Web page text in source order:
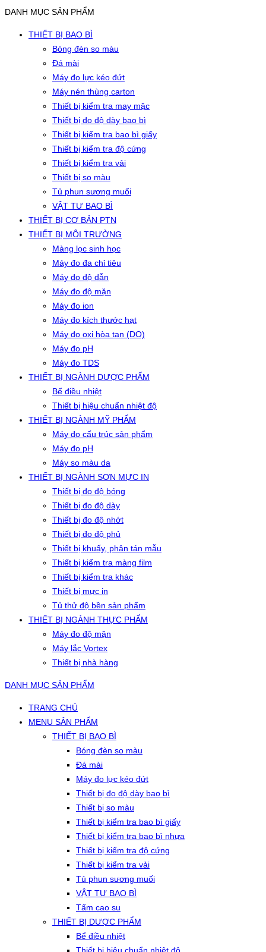
DANH MỤC SẢN PHẨM
THIẾT BỊ BAO BÌ
Bóng đèn so màu
Đá mài
Máy đo lực kéo đứt
Máy nén thùng carton
Thiết bị kiểm tra may mặc
Thiết bị đo độ dày bao bì
Thiết bị kiểm tra bao bì giấy
Thiết bị kiểm tra độ cứng
Thiết bị kiểm tra vải
Thiết bị so màu
Tủ phun sương muối
VẬT TƯ BAO BÌ
THIẾT BỊ CƠ BẢN PTN
THIẾT BỊ MÔI TRƯỜNG
Màng lọc sinh học
Máy đo đa chỉ tiêu
Máy đo độ dẫn
Máy đo độ mặn
Máy đo ion
Máy đo kích thước hạt
Máy đo oxi hòa tan (DO)
Máy đo pH
Máy đo TDS
THIẾT BỊ NGÀNH DƯỢC PHẨM
Bể điều nhiệt
Thiết bị hiệu chuẩn nhiệt độ
THIẾT BỊ NGÀNH MỸ PHẨM
Máy đo cấu trúc sản phẩm
Máy đo pH
Máy so màu da
THIẾT BỊ NGÀNH SƠN MỰC IN
Thiết bị đo độ bóng
Thiết bị đo độ dày
Thiết bị đo độ nhớt
Thiết bị đo độ phủ
Thiết bị khuấy, phân tán mẫu
Thiết bị kiểm tra màng film
Thiết bị kiểm tra khác
Thiết bị mực in
Tủ thử độ bền sản phẩm
THIẾT BỊ NGÀNH THỰC PHẨM
Máy đo độ mặn
Máy lắc Vortex
Thiết bị nhà hàng
DANH MỤC SẢN PHẨM
TRANG CHỦ
MENU SẢN PHẨM
THIẾT BỊ BAO BÌ
Bóng đèn so màu
Đá mài
Máy đo lực kéo đứt
Thiết bị đo độ dày bao bì
Thiết bị so màu
Thiết bị kiểm tra bao bì giấy
Thiết bị kiểm tra bao bì nhựa
Thiết bị kiểm tra độ cứng
Thiết bị kiểm tra vải
Tủ phun sương muối
VẬT TƯ BAO BÌ
Tấm cao su
THIẾT BỊ DƯỢC PHẨM
Bể điều nhiệt